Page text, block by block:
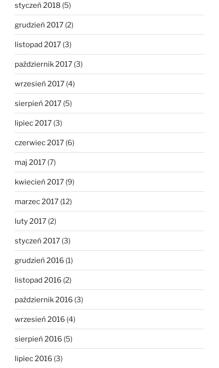
styczeń 2018 (5)
grudzień 2017 (2)
listopad 2017 (3)
październik 2017 (3)
wrzesień 2017 (4)
sierpień 2017 (5)
lipiec 2017 (3)
czerwiec 2017 (6)
maj 2017 (7)
kwiecień 2017 (9)
marzec 2017 (12)
luty 2017 (2)
styczeń 2017 (3)
grudzień 2016 (1)
listopad 2016 (2)
październik 2016 (3)
wrzesień 2016 (4)
sierpień 2016 (5)
lipiec 2016 (3)